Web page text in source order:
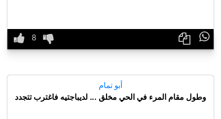

أبو تمام
وطول مقام المرء في الحي مخلق ... لديباجتيه فاغترب تتجدد